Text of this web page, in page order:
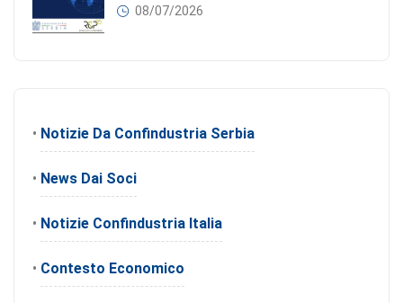
08/07/2026
• Notizie Da Confindustria Serbia
• News Dai Soci
• Notizie Confindustria Italia
• Contesto Economico